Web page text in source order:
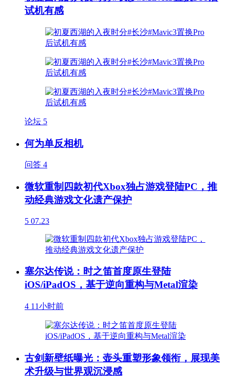
试机有感
论坛 5
何为单反相机
问答 4
微软重制四款初代Xbox独占游戏登陆PC，推
动经典游戏文化遗产保护
5 07.23
塞尔达传说：时之笛首度原生登陆
iOS/iPadOS，基于逆向重构与Metal渲染
4 11小时前
古剑新壁纸曝光：壶头重塑形象领衔，展现美
术升级与世界观沉浸感